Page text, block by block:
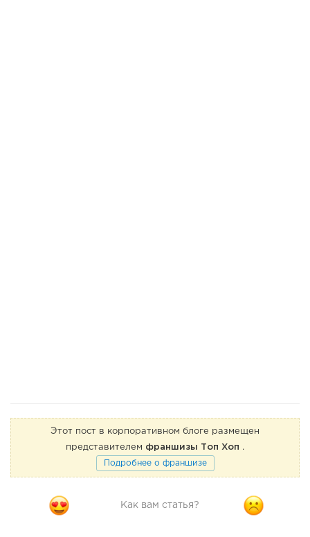
Этот пост в корпоративном блоге размещен
представителем франшизы Топ Хоп .
Подробнее о франшизе
Как вам статья?